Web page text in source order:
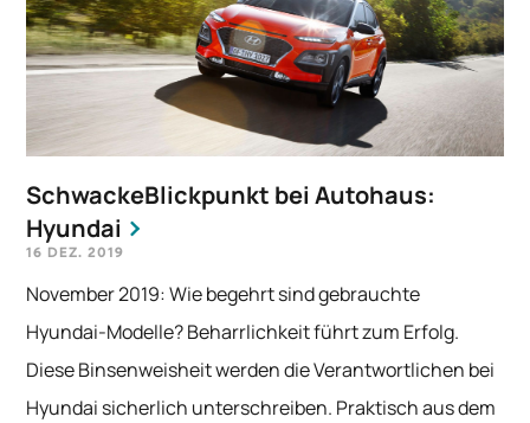
SchwackeBlickpunkt bei Autohaus:
Hyundai
16 DEZ. 2019
November 2019: Wie begehrt sind gebrauchte
Hyundai-Modelle? Beharrlichkeit führt zum Erfolg.
Diese Binsenweisheit werden die Verantwortlichen bei
Hyundai sicherlich unterschreiben. Praktisch aus dem